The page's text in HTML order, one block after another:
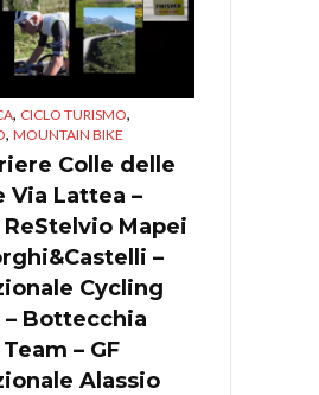
, CICLO TURISMO,
, MOUNTAIN BIKE
Colle delle
Via Lattea –
ReStelvio Mapei
–
Cycling
– Bottecchia
– GF
Alassio